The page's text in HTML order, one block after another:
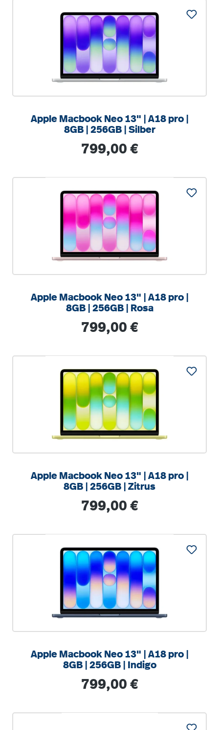
Apple Macbook Neo 13" | A18 pro |
8GB | 256GB | Silber
Regulärer Preis:
799,00 €
Apple Macbook Neo 13" | A18 pro |
8GB | 256GB | Rosa
Regulärer Preis:
799,00 €
Apple Macbook Neo 13" | A18 pro |
8GB | 256GB | Zitrus
Regulärer Preis:
799,00 €
Apple Macbook Neo 13" | A18 pro |
8GB | 256GB | Indigo
Regulärer Preis:
799,00 €